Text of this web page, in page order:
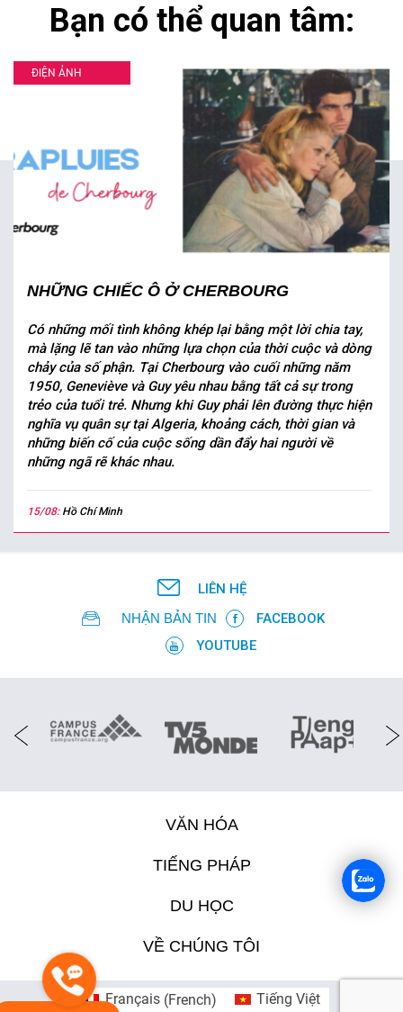
Bạn có thể quan tâm:
ĐIỆN ẢNH
NHỮNG CHIẾC Ô Ở CHERBOURG
Có những mối tình không khép lại bằng một lời chia tay,
mà lặng lẽ tan vào những lựa chọn của thời cuộc và dòng
chảy của số phận. Tại Cherbourg vào cuối những năm
1950, Geneviève và Guy yêu nhau bằng tất cả sự trong
trẻo của tuổi trẻ. Nhưng khi Guy phải lên đường thực hiện
nghĩa vụ quân sự tại Algeria, khoảng cách, thời gian và
những biến cố của cuộc sống dần đẩy hai người về
những ngã rẽ khác nhau.
15/08: Hồ Chí Minh
LIÊN HỆ
NHẬN BẢN TIN
FACEBOOK
YOUTUBE
VĂN HÓA
TIẾNG PHÁP
DU HỌC
VỀ CHÚNG TÔI
Français(French) Tiếng Việt